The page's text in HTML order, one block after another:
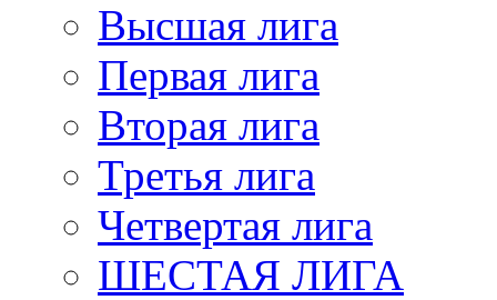
Высшая лига
Первая лига
Вторая лига
Третья лига
Четвертая лига
ШЕСТАЯ ЛИГА